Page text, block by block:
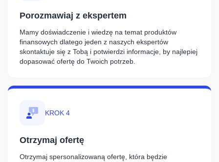
Porozmawiaj z ekspertem
Mamy doświadczenie i wiedzę na temat produktów
finansowych dlatego jeden z naszych ekspertów
skontaktuje się z Tobą i potwierdzi informacje, by najlepiej
dopasować ofertę do Twoich potrzeb.
KROK 4
Otrzymaj ofertę
Otrzymaj spersonalizowaną ofertę, która będzie